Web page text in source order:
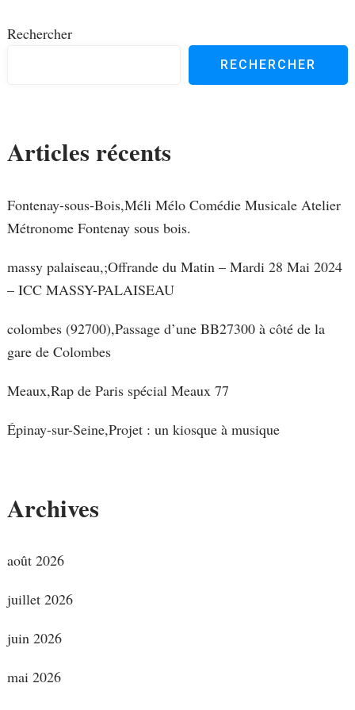
Rechercher
RECHERCHER
Articles récents
Fontenay-sous-Bois,Méli Mélo Comédie Musicale Atelier
Métronome Fontenay sous bois.
massy palaiseau,;Offrande du Matin – Mardi 28 Mai 2024
– ICC MASSY-PALAISEAU
colombes (92700),Passage d’une BB27300 à côté de la
gare de Colombes
Meaux,Rap de Paris spécial Meaux 77
Épinay-sur-Seine,Projet : un kiosque à musique
Archives
août 2026
juillet 2026
juin 2026
mai 2026